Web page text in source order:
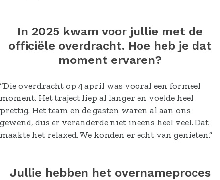
In 2025 kwam voor jullie met de
officiële overdracht. Hoe heb je dat
moment ervaren?
“Die overdracht op 4 april was vooral een formeel
moment. Het traject liep al langer en voelde heel
prettig. Het team en de gasten waren al aan ons
gewend, dus er veranderde niet ineens heel veel. Dat
maakte het relaxed. We konden er echt van genieten.”
Jullie hebben het overnameproces